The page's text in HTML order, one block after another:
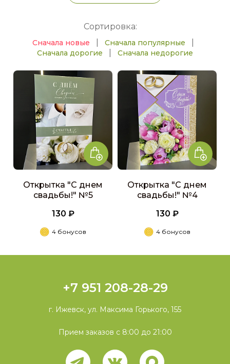
Сортировка:
Сначала новые Сначала популярные
Сначала дорогие Сначала недорогие
Открытка "С днем
свадьбы!" №5
130 ₽
4 бонусов
Открытка "С днем
свадьбы!" №4
130 ₽
4 бонусов
+7 951 208-28-29
г. Ижевск, ул. Максима Горького, 155
Прием заказов с 8:00 до 21:00